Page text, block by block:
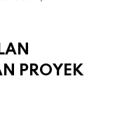
PROYEK